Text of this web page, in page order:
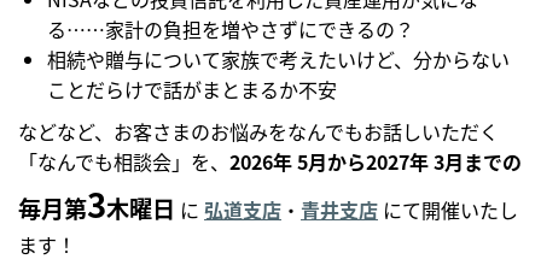
る……家計の負担を増やさずにできるの？
相続や贈与について家族で考えたいけど、分からない
ことだらけで話がまとまるか不安
などなど、お客さまのお悩みをなんでもお話しいただく
「なんでも相談会」を、 2026年 5月から2027年 3月までの
毎月第3木曜日 に 弘道支店 ・ 青井支店 にて開催いたし
ます！